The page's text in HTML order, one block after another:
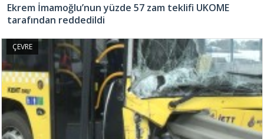
Ekrem İmamoğlu’nun yüzde 57 zam teklifi UKOME
tarafından reddedildi
ÇEVRE